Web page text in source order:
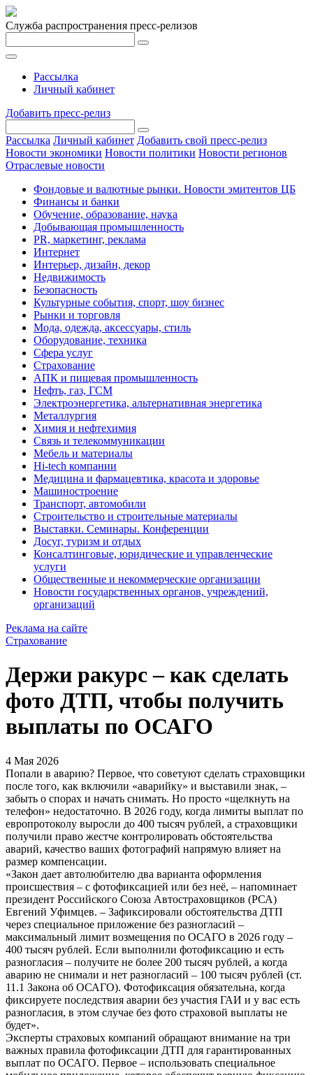
Служба распространения пресс-релизов
Рассылка
Личный кабинет
Добавить пресс-релиз
Рассылка Личный кабинет Добавить свой пресс-релиз
Новости экономики Новости политики Новости регионов
Отраслевые новости
Фондовые и валютные рынки. Новости эмитентов ЦБ
Финансы и банки
Обучение, образование, наука
Добывающая промышленность
PR, маркетинг, реклама
Интернет
Интерьер, дизайн, декор
Недвижимость
Безопасность
Культурные события, спорт, шоу бизнес
Рынки и торговля
Мода, одежда, аксессуары, стиль
Оборудование, техника
Сфера услуг
Страхование
АПК и пищевая промышленность
Нефть, газ, ГСМ
Электроэнергетика, альтернативная энергетика
Металлургия
Химия и нефтехимия
Связь и телекоммуникации
Мебель и материалы
Hi-tech компании
Медицина и фармацевтика, красота и здоровье
Машиностроение
Транспорт, автомобили
Строительство и строительные материалы
Выставки. Семинары. Конференции
Досуг, туризм и отдых
Консалтинговые, юридические и управленческие
услуги
Общественные и некоммерческие организации
Новости государственных органов, учреждений,
организаций
Реклама на сайте
Страхование
Держи ракурс – как сделать
фото ДТП, чтобы получить
выплаты по ОСАГО
4 Мая 2026
Попали в аварию? Первое, что советуют сделать страховщики
после того, как включили «аварийку» и выставили знак, –
забыть о спорах и начать снимать. Но просто «щелкнуть на
телефон» недостаточно. В 2026 году, когда лимиты выплат по
европротоколу выросли до 400 тысяч рублей, а страховщики
получили право жестче контролировать обстоятельства
аварий, качество ваших фотографий напрямую влияет на
размер компенсации.
«Закон дает автолюбителю два варианта оформления
происшествия – с фотофиксацией или без неё, – напоминает
президент Российского Союза Автостраховщиков (РСА)
Евгений Уфимцев. – Зафиксировали обстоятельства ДТП
через специальное приложение без разногласий –
максимальный лимит возмещения по ОСАГО в 2026 году –
400 тысяч рублей. Если выполнили фотофиксацию и есть
разногласия – получите не более 200 тысяч рублей, а когда
аварию не снимали и нет разногласий – 100 тысяч рублей (ст.
11.1 Закона об ОСАГО). Фотофиксация обязательна, когда
фиксируете последствия аварии без участия ГАИ и у вас есть
разногласия, в этом случае без фото страховой выплаты не
будет».
Эксперты страховых компаний обращают внимание на три
важных правила фотофиксации ДТП для гарантированных
выплат по ОСАГО. Первое – использовать специальное